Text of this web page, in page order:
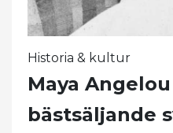
Historia & kultur
Maya
bästsäljande